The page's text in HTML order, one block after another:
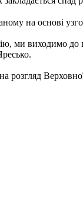
на основі
ми виходимо до
розгляд